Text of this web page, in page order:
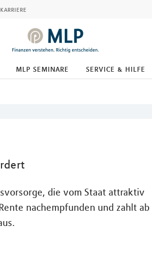
karriere
mlp seminare service & hilfe
die vom Staat attraktiv
nachempfunden und zahlt ab